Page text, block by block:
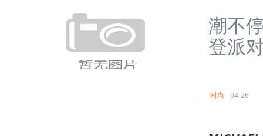
潮不
登派
时尚 04-26